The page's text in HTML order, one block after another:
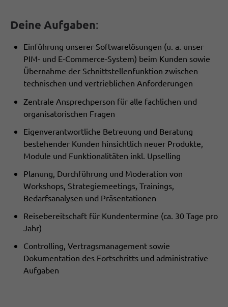
Deine Aufgaben:
Einführung unserer Softwarelösungen (u. a. unser
PIM- und E-Commerce-System) beim Kunden sowie
Übernahme der Schnittstellenfunktion zwischen
technischen und vertrieblichen Anforderungen
Zentrale Ansprechperson für alle fachlichen und
organisatorischen Fragen
Eigenverantwortliche Betreuung und Beratung
bestehender Kunden hinsichtlich neuer Produkte,
Module und Funktionalitäten inkl. Upselling
Planung, Durchführung und Moderation von
Workshops, Strategiemeetings, Trainings,
Bedarfsanalysen und Präsentationen
Reisebereitschaft für Kundentermine (ca. 30 Tage pro
Jahr)
Controlling, Vertragsmanagement sowie
Dokumentation des Fortschritts und administrative
Aufgaben